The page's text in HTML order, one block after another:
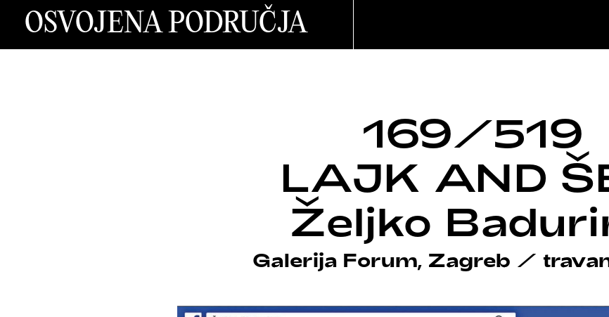
OSVOJENA PODRUČJA
169/519
LAJK AND
Željko
Galerija Forum, Zagreb /